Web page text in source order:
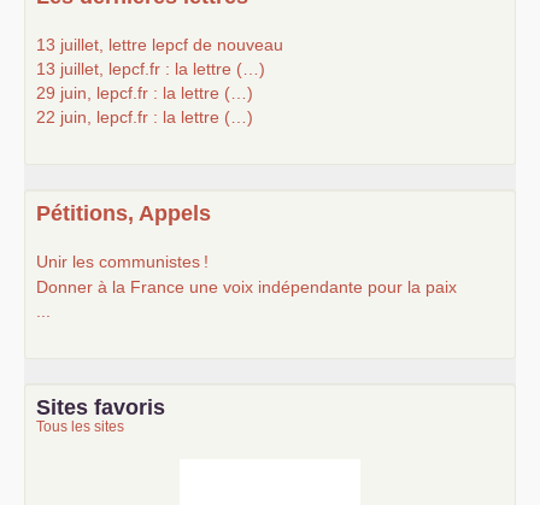
13 juillet, lettre lepcf de nouveau
13 juillet, lepcf.fr : la lettre (…)
29 juin, lepcf.fr : la lettre (…)
22 juin, lepcf.fr : la lettre (…)
Pétitions, Appels
Unir les communistes !
Donner à la France une voix indépendante pour la paix
Sites favoris
Tous les sites